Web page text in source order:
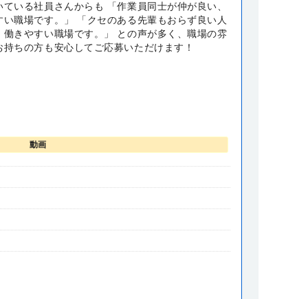
いる社員さんからも 「作業員同士が仲が良い、
い職場です。」 「クセのある先輩もおらず良い人
働きやすい職場です。」 との声が多く、職場の雰
ちの方も安心してご応募いただけます！
動画